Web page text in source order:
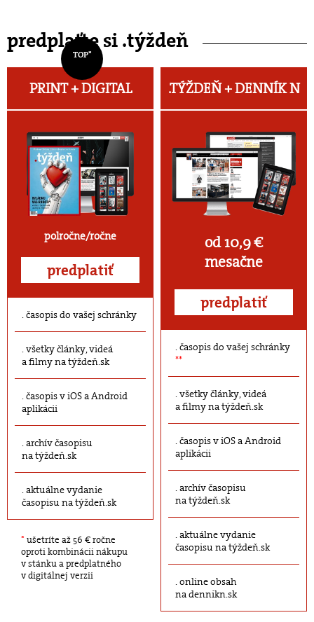
predplaťte si .týždeň
TOP*
PRINT + DIGITAL
polročne/ročne
predplatiť
časopis do vašej schránky
všetky články, videá
a filmy na týždeň.sk
časopis v iOS a Android
aplikácii
archív časopisu
na týždeň.sk
aktuálne vydanie
časopisu na týždeň.sk
* ušetríte až 56 € ročne
oproti kombinácii nákupu
v stánku a predplatného
v digitálnej verzii
.TÝŽDEŇ +DENNÍK N
od 10,9 €
mesačne
predplatiť
časopis do vašej schránky
**
všetky články, videá
a filmy na týždeň.sk
časopis v iOS a Android
aplikácii
archív časopisu
na týždeň.sk
aktuálne vydanie
časopisu na týždeň.sk
online obsah
na dennikn.sk